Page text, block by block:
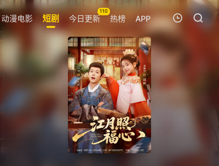
动漫电影 短剧 今日更新
110
热榜 APP
我的观影记录
暂无观看影片的记录